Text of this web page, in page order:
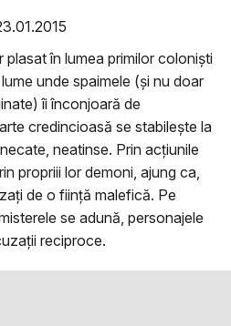
în lumea primilor coloniști
unde spaimele (și nu doar
îi înconjoară de
credincioasă se stabilește la
neatinse. Prin acțiunile
propriii lor demoni, ajung ca,
de o ființă malefică. Pe
se adună, personajele
reciproce.